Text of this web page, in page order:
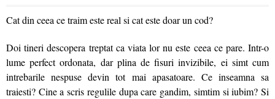
Cat din ceea ce traim este real si cat este doar un cod?
Doi tineri descopera treptat ca viata lor nu este ceea ce pare. Intr-o
lume perfect ordonata, dar plina de fisuri invizibile, ei simt cum
intrebarile nespuse devin tot mai apasatoare. Ce inseamna sa
traiesti? Cine a scris regulile dupa care gandim, simtim si iubim? Si